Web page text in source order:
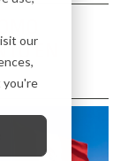
our
you're
EN